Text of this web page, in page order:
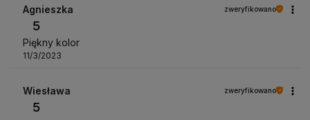
Agnieszka zweryfikowano
5
Piękny kolor
11/3/2023
Wiesława zweryfikowano
5